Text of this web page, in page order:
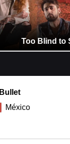
Too Blind to
Bullet
México